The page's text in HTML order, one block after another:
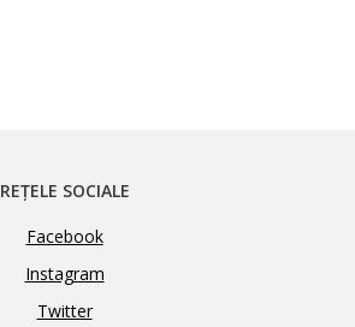
REȚELE SOCIALE
Facebook
Instagram
Twitter